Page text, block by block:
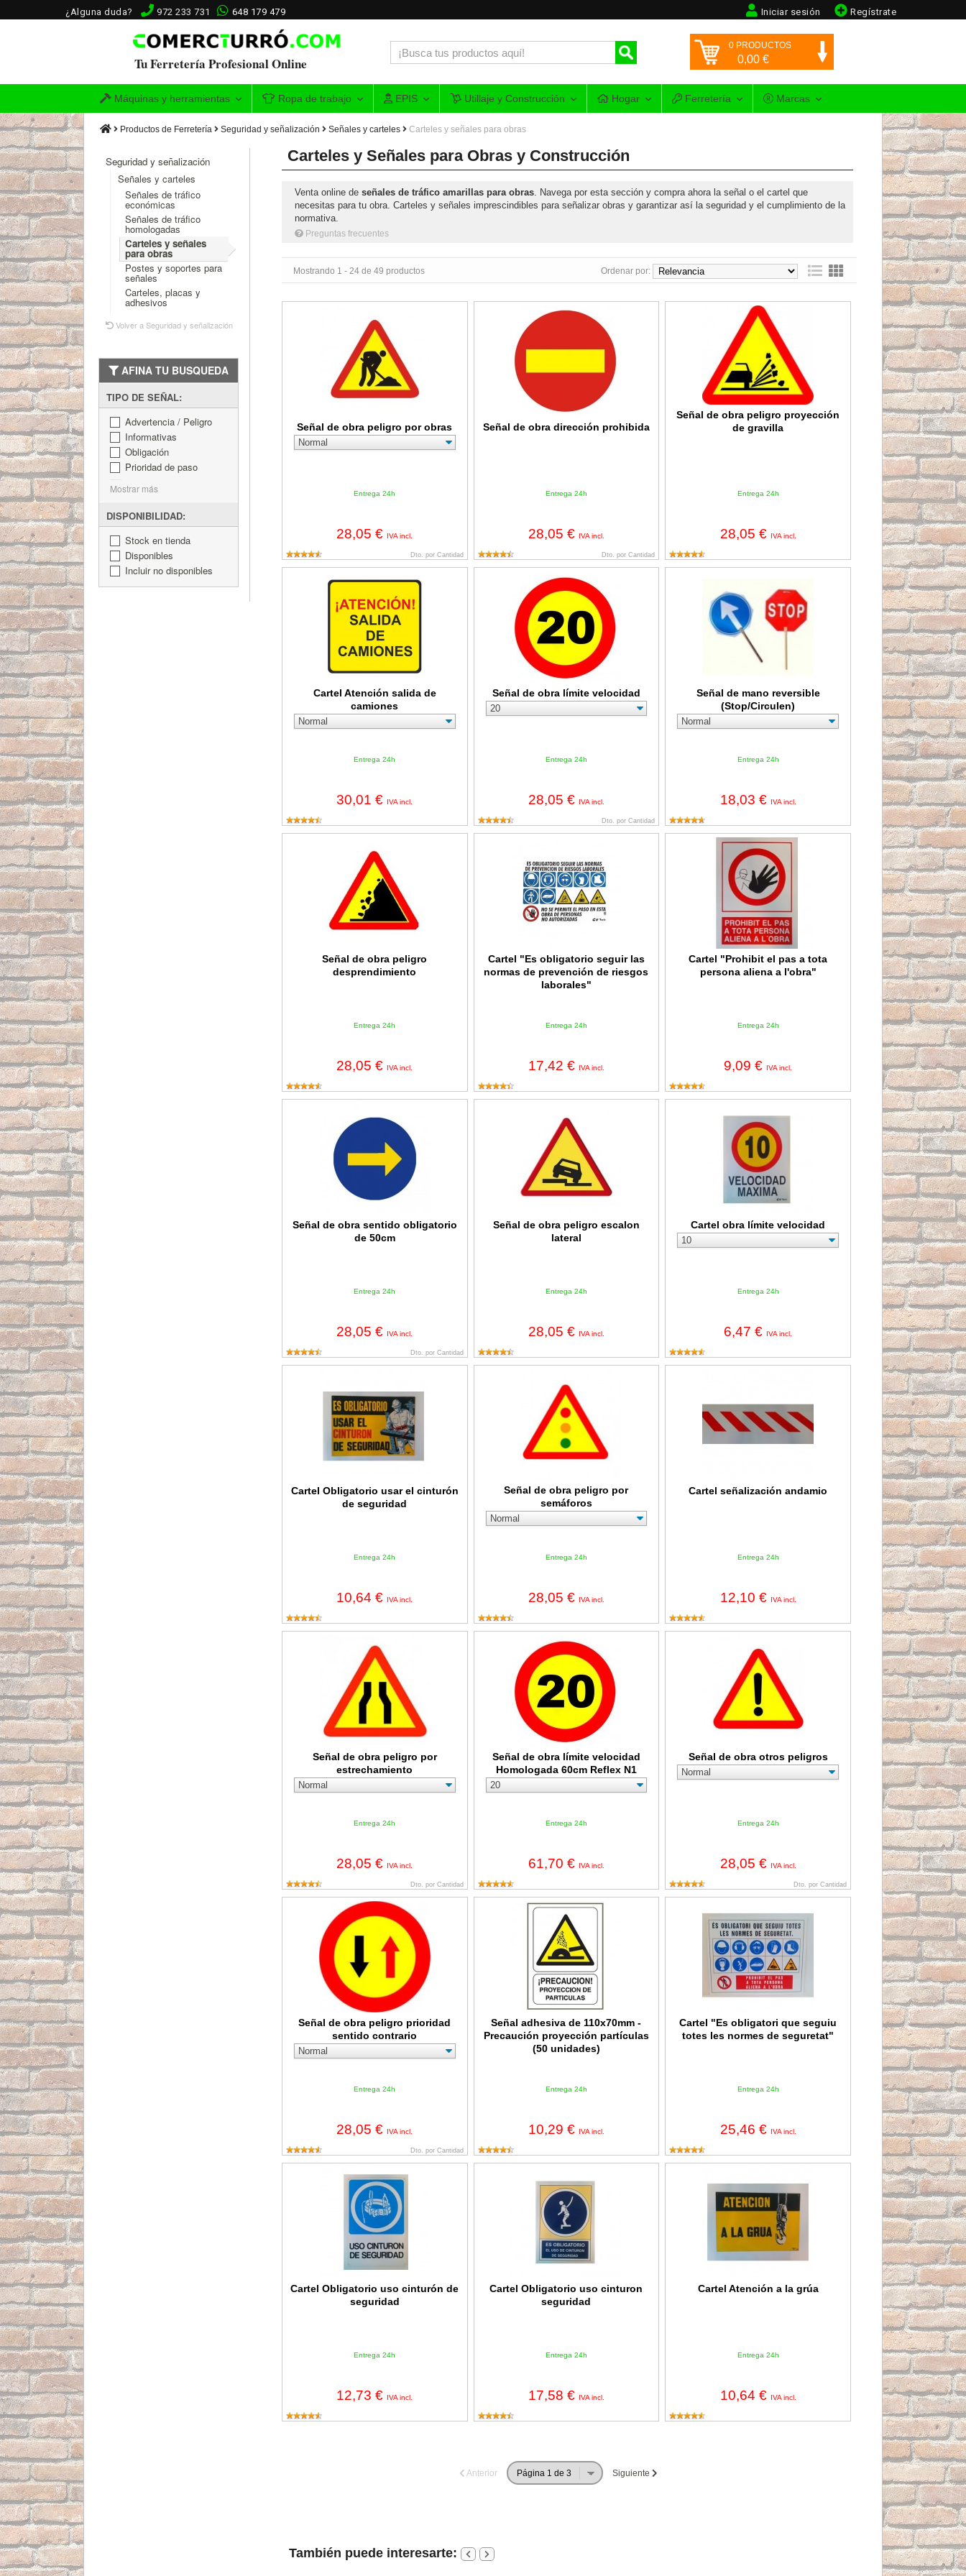
¿Alguna duda? 972 233 731 648 179 479 Regístrate
Iniciar sesión
Tu Ferretería Profesional Online
0 PRODUCTOS
0,00 €
Máquinas y herramientas Ropa de trabajo EPIS Utillaje y Construcción Hogar Ferretería Marcas
Productos de Ferretería Seguridad y señalización Señales y carteles Carteles y señales para obras
Seguridad y señalización
Señales y carteles
Señales de tráfico
económicas
Señales de tráfico
homologadas
Carteles y señales
para obras
Postes y soportes para
señales
Carteles, placas y
adhesivos
Volver a Seguridad y señalización
AFINA TU BUSQUEDA
TIPO DE SEÑAL:
Advertencia / Peligro
Informativas
Obligación
Prioridad de paso
Mostrar más
DISPONIBILIDAD:
Stock en tienda
Disponibles
Incluir no disponibles
Carteles y Señales para Obras y Construcción
Venta online de señales de tráfico amarillas para obras . Navega por esta sección y compra ahora la señal o el cartel que
necesitas para tu obra. Carteles y señales imprescindibles para señalizar obras y garantizar así la seguridad y el cumplimiento de la
normativa.
Preguntas frecuentes
Mostrando 1 - 24 de 49 productos Ordenar por:
Señal de obra peligro por obras
Entrega 24h
28,05 € IVA incl.
Dto. por Cantidad
Señal de obra dirección prohibida
Entrega 24h
28,05 € IVA incl.
Dto. por Cantidad
Señal de obra dirección prohibida
Señal de obra peligro proyección
de gravilla
Entrega 24h
28,05 € IVA incl.
Señal de obra peligro proyección de gravilla
Cartel Atención salida de
camiones
Entrega 24h
30,01 € IVA incl.
Señal de obra límite velocidad
Entrega 24h
28,05 € IVA incl.
Dto. por Cantidad
Señal de obra límite velocidad
Señal de mano reversible
(Stop/Circulen)
Entrega 24h
18,03 € IVA incl.
Señal de obra peligro
desprendimiento
Entrega 24h
28,05 € IVA incl.
Cartel "Es obligatorio seguir las
normas de prevención de riesgos
laborales"
Entrega 24h
17,42 € IVA incl.
Cartel "Es obligatorio seguir las normas de prevención de riesgos laborales"
Cartel "Prohibit el pas a tota
persona aliena a l'obra"
Entrega 24h
9,09 € IVA incl.
Cartel "Prohibit el pas a tota persona aliena a l'obra"
Señal de obra sentido obligatorio
de 50cm
Entrega 24h
28,05 € IVA incl.
Dto. por Cantidad
Señal de obra peligro escalon
lateral
Entrega 24h
28,05 € IVA incl.
Cartel obra límite velocidad
Entrega 24h
6,47 € IVA incl.
Cartel Obligatorio usar el cinturón
de seguridad
Entrega 24h
10,64 € IVA incl.
Señal de obra peligro por
semáforos
Entrega 24h
28,05 € IVA incl.
Cartel señalización andamio
Entrega 24h
12,10 € IVA incl.
Señal de obra peligro por
estrechamiento
Entrega 24h
28,05 € IVA incl.
Dto. por Cantidad
Señal de obra límite velocidad
Homologada 60cm Reflex N1
Entrega 24h
61,70 € IVA incl.
Señal de obra límite velocidad Homologada 60cm Reflex N1
Señal de obra otros peligros
Entrega 24h
28,05 € IVA incl.
Dto. por Cantidad
Señal de obra peligro prioridad
sentido contrario
Entrega 24h
28,05 € IVA incl.
Dto. por Cantidad
Señal de obra peligro prioridad sentido contrario
Señal adhesiva de 110x70mm -
Precaución proyección partículas
(50 unidades)
Entrega 24h
10,29 € IVA incl.
Señal adhesiva de 110x70mm - Precaución proyección partículas (50 unidades)
Cartel "Es obligatori que seguiu
totes les normes de seguretat"
Entrega 24h
25,46 € IVA incl.
Cartel "Es obligatori que seguiu totes les normes de seguretat"
Cartel Obligatorio uso cinturón de
seguridad
Entrega 24h
12,73 € IVA incl.
Cartel Obligatorio uso cinturon
seguridad
Entrega 24h
17,58 € IVA incl.
Cartel Atención a la grúa
Entrega 24h
10,64 € IVA incl.
Anterior Siguiente
También puede interesarte: